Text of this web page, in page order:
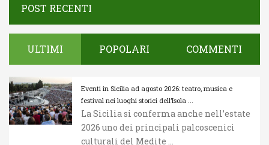
POST RECENTI
ULTIMI POPOLARI COMMENTI
Eventi in Sicilia ad agosto 2026: teatro, musica e
festival nei luoghi storici dell’Isola ...
La Sicilia si conferma anche nell’estate
2026 uno dei principali palcoscenici
culturali del Medite ...